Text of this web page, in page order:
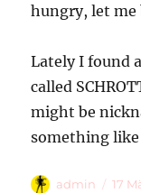
hungry, let me
Lately I found
called
might be
something like
Autor
admin 17